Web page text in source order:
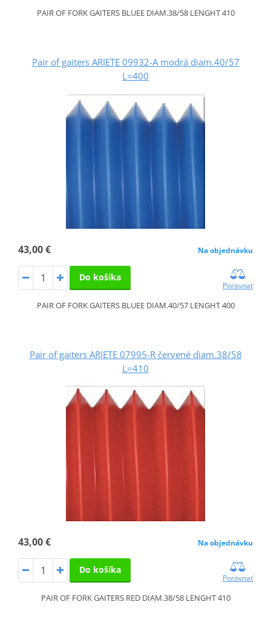
PAIR OF FORK GAITERS BLUEE DIAM.38/58 LENGHT 410
Pair of gaiters ARIETE 09932-A modrá diam.40/57
L=400
43,00 € Na objednávku
Do košíka
Porovnať
PAIR OF FORK GAITERS BLUEE DIAM.40/57 LENGHT 400
Pair of gaiters ARIETE 07995-R červené diam.38/58
L=410
43,00 € Na objednávku
Do košíka
Porovnať
PAIR OF FORK GAITERS RED DIAM.38/58 LENGHT 410